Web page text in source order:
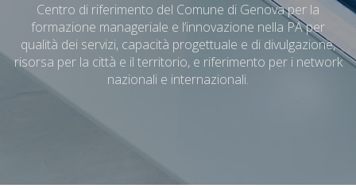
Centro di riferimento del Comune di Genova per la
formazione manageriale e l’innovazione nella PA per
qualità dei servizi, capacità progettuale e di divulgazione,
risorsa per la città e il territorio, e riferimento per i network
nazionali e internazionali.